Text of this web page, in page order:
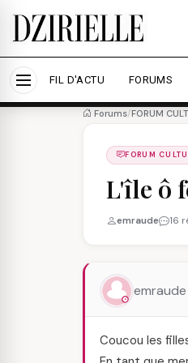
Nous utilisons des
FIL D'ACTU FORUMS
Forums/FORUM
FORUM
L'île ô
emraude 16
emraude
Coucou les